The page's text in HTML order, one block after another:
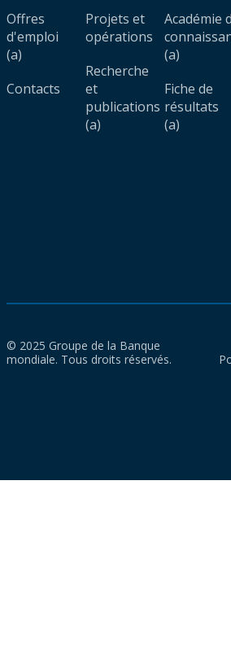
Offres
d'emploi
(a)
Contacts
Projets et
opérations
Recherche
et
publications
(a)
Académie
(a)
Fiche de
résultats
(a)
© 2025 Groupe de la Banque
mondiale. Tous droits réservés.